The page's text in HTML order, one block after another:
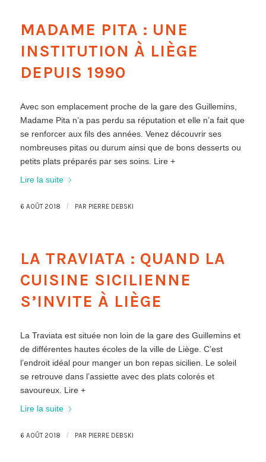
MADAME PITA : UNE
INSTITUTION À LIÈGE
DEPUIS 1990
Avec son emplacement proche de la gare des Guillemins,
Madame Pita n’a pas perdu sa réputation et elle n’a fait que
se renforcer aux fils des années. Venez découvrir ses
nombreuses pitas ou durum ainsi que de bons desserts ou
petits plats préparés par ses soins. Lire +
Lire la suite
6 AOÛT 2018 / PAR PIERRE DEBSKI
LA TRAVIATA : QUAND LA
CUISINE SICILIENNE
S’INVITE À LIÈGE
La Traviata est située non loin de la gare des Guillemins et
de différentes hautes écoles de la ville de Liège. C’est
l’endroit idéal pour manger un bon repas sicilien. Le soleil
se retrouve dans l’assiette avec des plats colorés et
savoureux. Lire +
Lire la suite
6 AOÛT 2018 / PAR PIERRE DEBSKI